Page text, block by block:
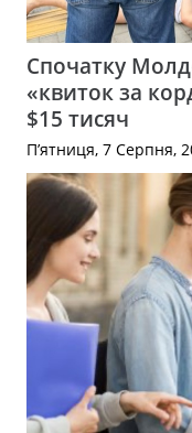
Спочатку
«квиток за
$15 тисяч
П’ятниця, 7 Серпня,